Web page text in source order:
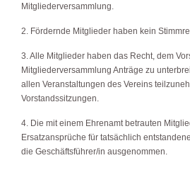
Mitgliederversammlung.
2. Fördernde Mitglieder haben kein
3. Alle Mitglieder haben das Recht, dem
Mitgliederversammlung Anträge zu
allen Veranstaltungen des Vereins
Vorstandssitzungen.
4. Die mit einem Ehrenamt betrauten
Ersatzansprüche für tatsächlich
die Geschäftsführer/in ausgenommen.